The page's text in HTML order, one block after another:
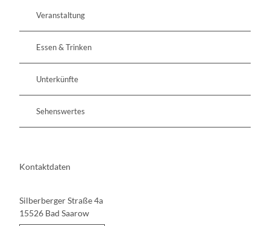
Veranstaltung
Essen & Trinken
Unterkünfte
Sehenswertes
Kontaktdaten
Silberberger Straße 4a
15526 Bad Saarow